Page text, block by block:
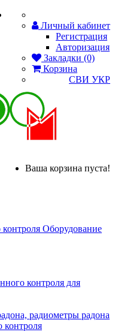
Личный кабинет
Регистрация
Авторизация
Закладки (0)
Корзина
СВИ УКР
Ваша корзина пуста!
Оборудование
контроля для
радиометры радона
контроля